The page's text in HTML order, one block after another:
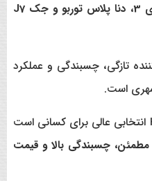
تازگی، چسبندگی و عملکرد
است.
در مجموع، لاستیک هدوی HU901 انتخابی عالی برای کسانی است
چسبندگی بالا و قیمت